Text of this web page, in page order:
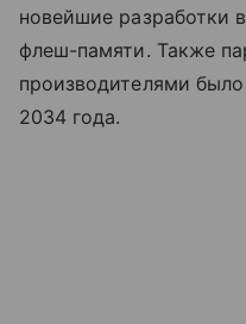
новейшие разработки
флеш-памяти. Также
производителями
2034 года.